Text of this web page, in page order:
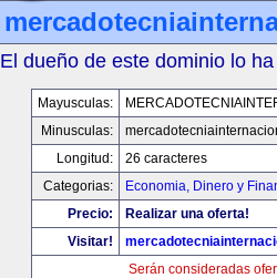
El dueño de este dominio lo
Mayusculas:
Minusculas:
Longitud:
26 caracteres
Categorias:
Economia, Dinero y
Precio:
Realizar una oferta!
Visitar!
Serán consideradas